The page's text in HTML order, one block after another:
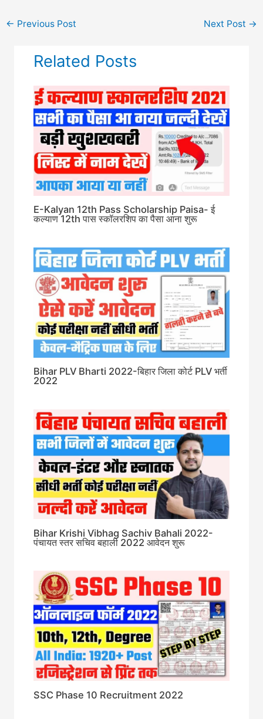
← Previous Post Next Post →
Related Posts
E-Kalyan 12th Pass Scholarship Paisa- ई
कल्याण 12th पास स्कॉलरशिप का पैसा आना शुरू
Bihar PLV Bharti 2022-बिहार जिला कोर्ट PLV भर्ती
2022
Bihar Krishi Vibhag Sachiv Bahali 2022-
पंचायत स्तर सचिव बहाली 2022 आवेदन शुरू
SSC Phase 10 Recruitment 2022